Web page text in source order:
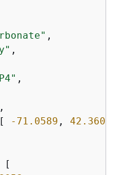
,
,
,
,
-71.0589 , 42.3601
[